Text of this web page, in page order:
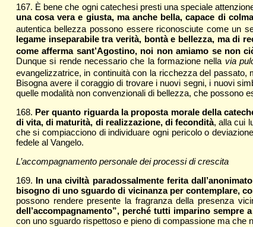
167. È bene che ogni catechesi presti una speciale
una cosa vera e giusta, ma anche bella, capace di
autentica bellezza possono essere riconosciute come un
legame inseparabile tra verità, bontà e bellezza, ma di
come afferma sant’Agostino, noi non amiamo se non
Dunque si rende necessario che la formazione nella via
evangelizzatrice, in continuità con la ricchezza del
Bisogna avere il coraggio di trovare i nuovi segni, i nuovi
quelle modalità non convenzionali di bellezza, che possono
168. Per quanto riguarda la proposta morale della
di vita, di maturità, di realizzazione, di fecondità, alla cui
che si compiacciono di individuare ogni pericolo o
fedele al Vangelo.
L’accompagnamento personale dei processi di crescita
169. In una civiltà paradossalmente ferita
bisogno di uno sguardo di vicinanza per contemplare,
possono rendere presente la fragranza della presenza
dell’accompagnamento”, perché tutti imparino sempre
con uno sguardo rispettoso e pieno di compassione ma che